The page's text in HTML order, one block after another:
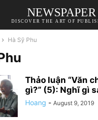
NEWSPAPER
DISCOVER THE ART OF
Hà Sỹ Phu
Thảo luận “Văn
gì?” (5): Nghĩ gì
Hoang - August 9, 2019